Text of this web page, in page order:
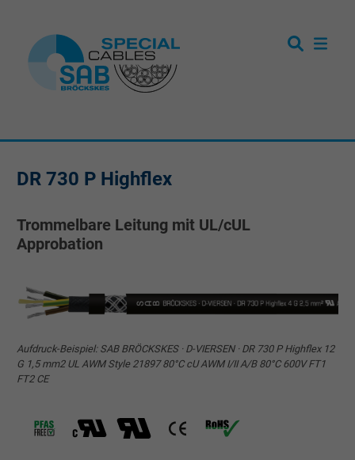
DR 730 P Highflex
Trommelbare Leitung mit UL/cUL
Approbation
Aufdruck-Beispiel: SAB BRÖCKSKES · D-VIERSEN · DR 730 P Highflex 12
G 1,5 mm2 UL AWM Style 21897 80°C cU AWM I/II A/B 80°C 600V FT1
FT2 CE